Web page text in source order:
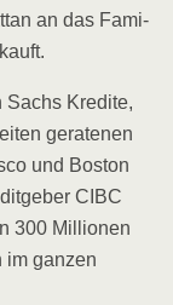
an das Fami­
Sachs Kre­di­te,
gera­te­nen
und Bos­ton
CIBC
300 Mil­lio­nen
im gan­zen